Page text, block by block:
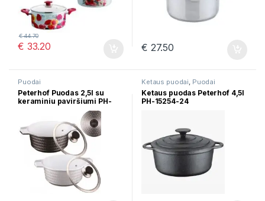
€ 33.20
€44.70
€ 27.50
Puodai
Peterhof Puodas 2,5l su
keraminiu paviršiumi PH-
Ketaus puodai, Puodai
Ketaus puodas Peterhof 4,5l
PH-15254-24